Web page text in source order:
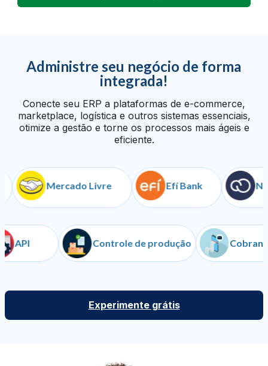
Administre seu negócio de forma
integrada!
Conecte seu ERP a plataformas de e-commerce,
marketplace, logística e outros sistemas essenciais,
otimize a gestão e torne os processos mais ágeis e
eficiente.
Mercado Livre Efí Bank
Controle de produção
Experimente grátis